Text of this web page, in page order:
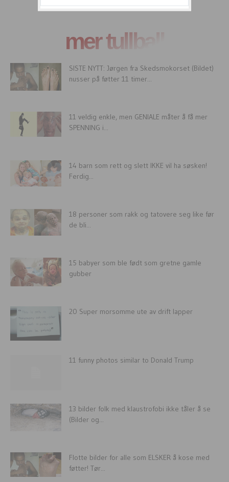
mer tullball
SISTE NYTT: Jørgen fra Skedsmokorset (Bildet)
nusser på føtter 11 timer...
11 veldig enkle, men GENIALE måter å få mer
SPENNING i...
14 barn som rett og slett IKKE vil ha søsken!
Ferdig...
18 personer som rakk og tatovere seg like før
de bli...
15 babyer som ble født som gretne gamle
gubber
20 Super morsomme ute av drift lapper
11 funny photos similar to Donald Trump
13 bilder folk med klaustrofobi ikke tåler å se
(Bilder og...
Flotte bilder for alle som ELSKER å kose med
føtter! Tør...